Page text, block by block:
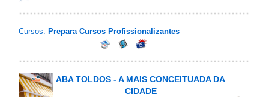
Cursos: Prepara Cursos Profissionalizantes
ABA TOLDOS - A MAIS CONCEITUADA DA
CIDADE